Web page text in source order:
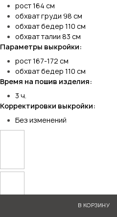
В КОРЗИНУ
рост 164 см
обхват груди 98 см
обхват бедер 110 см
обхват талии 83 см
Параметры выкройки:
рост 167-172 см
обхват бедер 110 см
Время на пошив изделия:
3 ч.
Корректировки выкройки:
Без изменений